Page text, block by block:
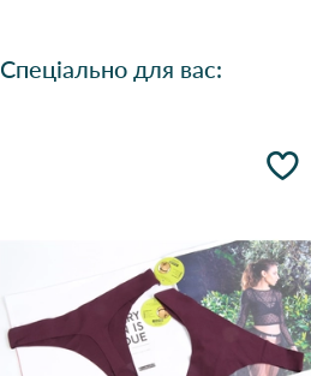
Спеціально для вас: